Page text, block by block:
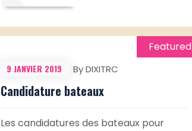
9 JANVIER 2019 By DIXITRC
Candidature bateaux
Les candidatures des bateaux pour
Featured